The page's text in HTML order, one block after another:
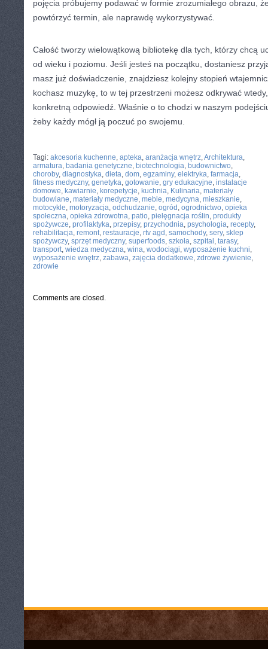
pojęcia próbujemy podawać w formie zrozumiałego obrazu,
powtórzyć termin, ale naprawdę wykorzystywać.
Całość tworzy wielowątkową bibliotekę dla tych, którzy chcą
od wieku i poziomu. Jeśli jesteś na początku, dostaniesz
masz już doświadczenie, znajdziesz kolejny stopień
kochasz muzykę, to w tej przestrzeni możesz odkrywać
konkretną odpowiedź. Właśnie o to chodzi w naszym
żeby każdy mógł ją poczuć po swojemu.
Tagi: akcesoria kuchenne, apteka, aranżacja wnętrz,Architektura,
armatura, badania genetyczne, biotechnologia, budownictwo,
choroby, diagnostyka, dieta, dom, egzaminy, elektryka, farmacja,
fitness medyczny, genetyka, gotowanie, gry edukacyjne, instalacje
domowe, kawiarnie, korepetycje, kuchnia, Kulinaria, materiały
budowlane, materiały medyczne, meble, medycyna, mieszkanie,
motocykle, motoryzacja, odchudzanie, ogród , ogrodnictwo, opieka
społeczna, opieka zdrowotna, patio, pielęgnacja roślin, produkty
spożywcze, profilaktyka, przepisy, przychodnia, psychologia, recepty,
rehabilitacja, remont, restauracje, rtv agd , samochody, sery, sklep
spożywczy, sprzęt medyczny, superfoods, szkoła, szpital , tarasy,
transport, wiedza medyczna, wina, wodociągi, wyposażenie kuchni,
wyposażenie wnętrz, zabawa, zajęcia dodatkowe, zdrowe żywienie,
zdrowie
Comments are closed.